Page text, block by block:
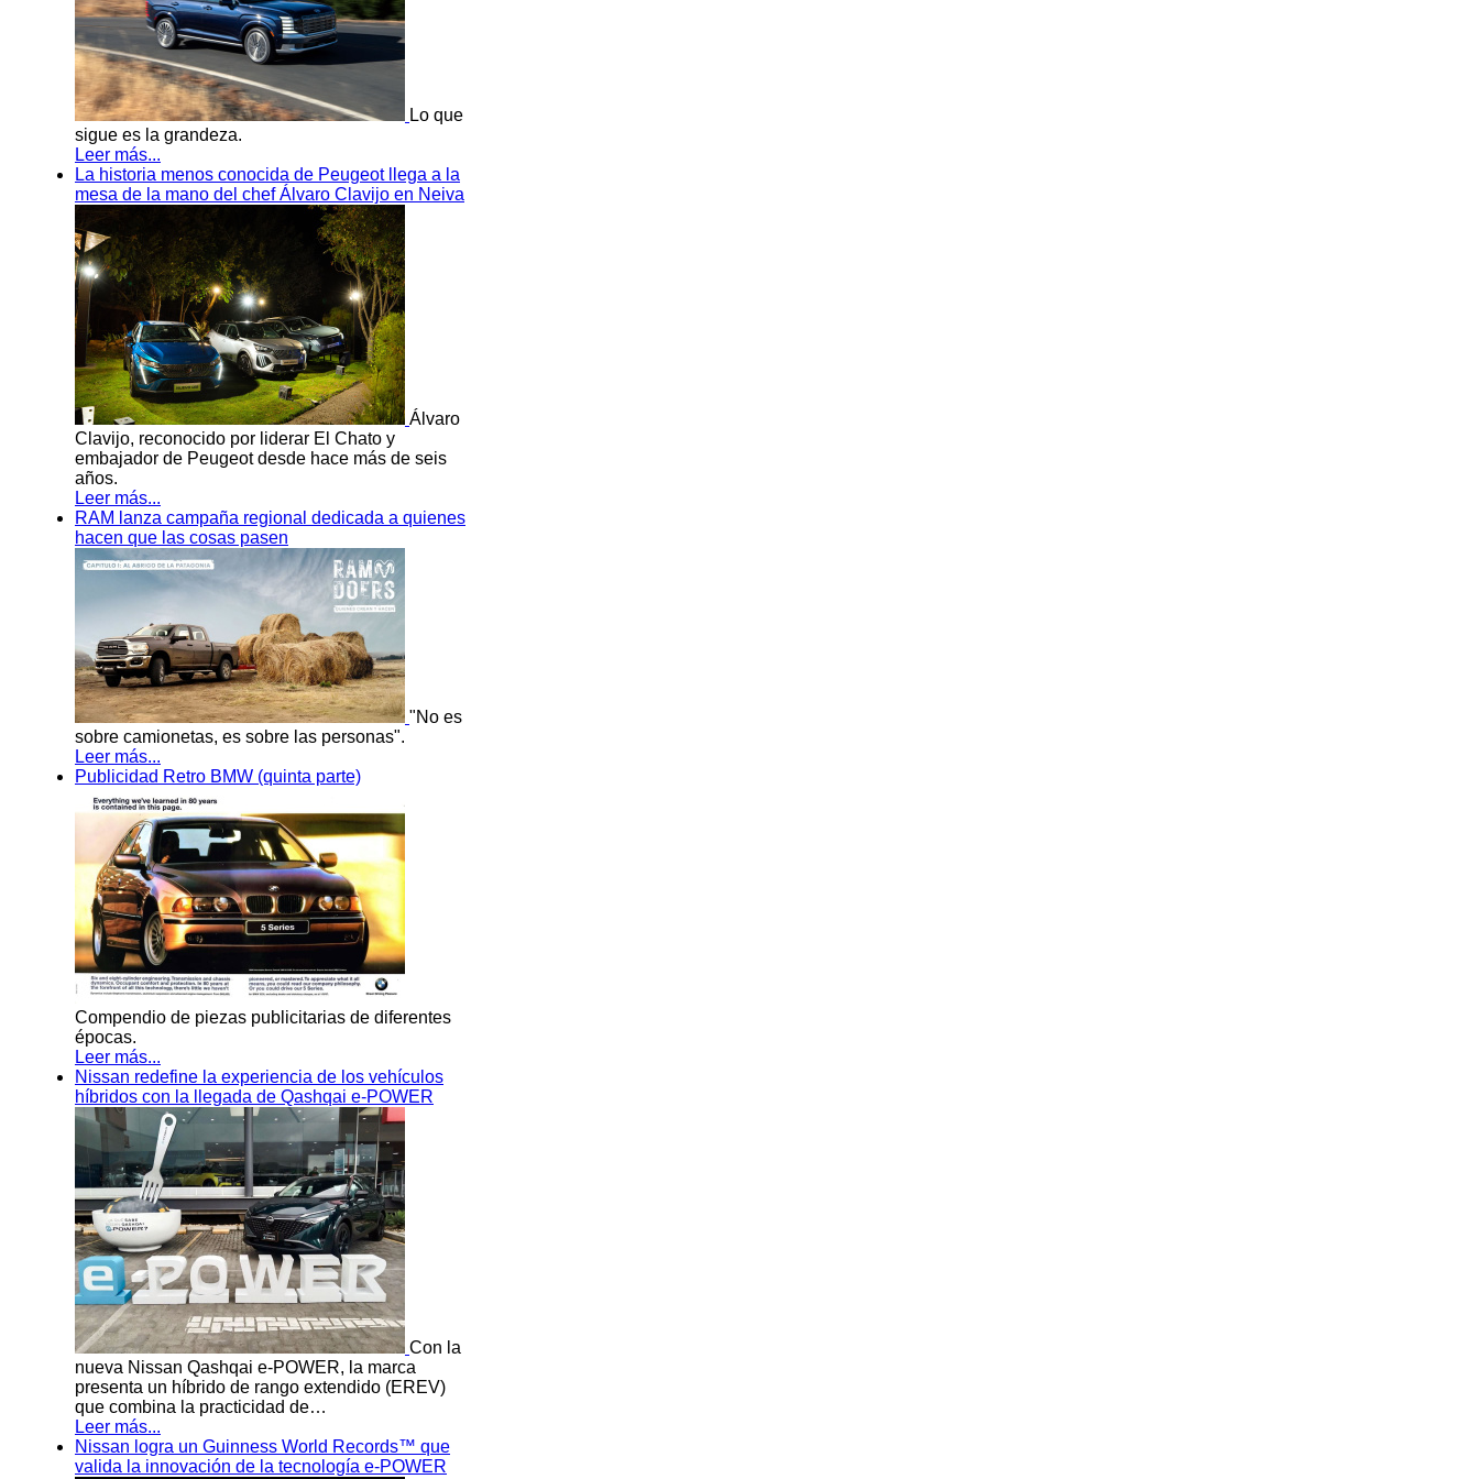
Lo que
sigue es la grandeza.
Leer más...
La historia menos conocida de Peugeot llega a la
mesa de la mano del chef Álvaro Clavijo en Neiva
Álvaro
Clavijo, reconocido por liderar El Chato y
embajador de Peugeot desde hace más de seis
años.
Leer más...
RAM lanza campaña regional dedicada a quienes
hacen que las cosas pasen
"No es
sobre camionetas, es sobre las personas".
Leer más...
Publicidad Retro BMW (quinta parte)
Compendio de piezas publicitarias de diferentes
épocas.
Leer más...
Nissan redefine la experiencia de los vehículos
híbridos con la llegada de Qashqai e-POWER
Con la
nueva Nissan Qashqai e-POWER, la marca
presenta un híbrido de rango extendido (EREV)
que combina la practicidad de…
Leer más...
Nissan logra un Guinness World Records™ que
valida la innovación de la tecnología e-POWER